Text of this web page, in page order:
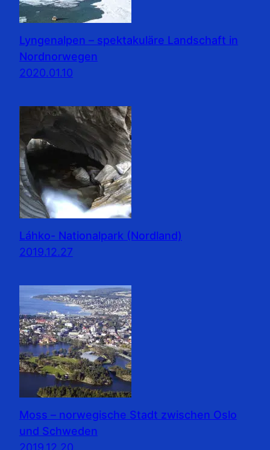
Lyngenalpen – spektakuläre Landschaft in
Nordnorwegen
2020.01.10
Láhko- Nationalpark (Nordland)
2019.12.27
Moss – norwegische Stadt zwischen Oslo
und Schweden